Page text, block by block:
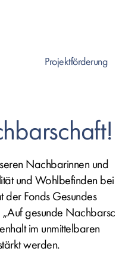
Projektförderung
Nachbarinnen und
und Wohlbefinden
der Fonds Gesundes
gesunde
im unmittelbaren
werden.